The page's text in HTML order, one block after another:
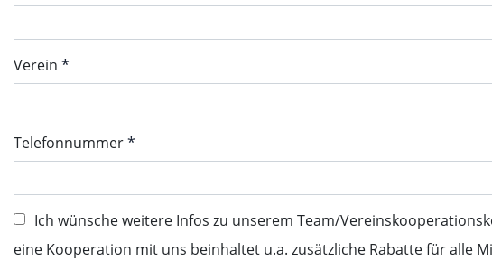
Verein
Telefonnummer
Ich wünsche weitere Infos zu unserem Team/
eine Kooperation mit uns beinhaltet u.a. zusätzliche Rabatte für alle